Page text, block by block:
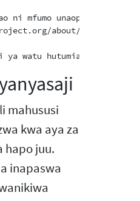
ni mfumo unaopinga
about/
mahususi
kwa aya za
hapo juu.
inapaswa